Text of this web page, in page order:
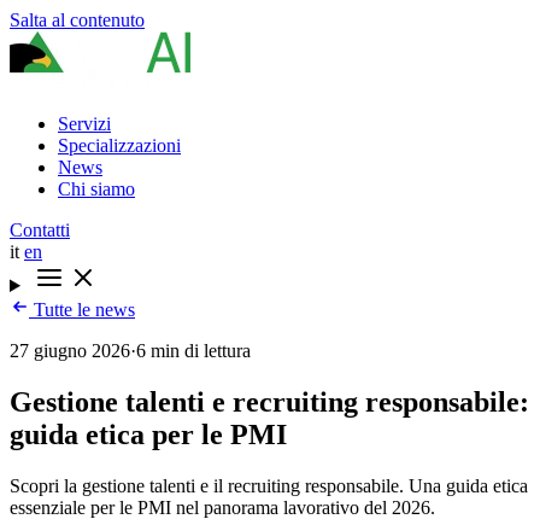
Salta al contenuto
Servizi
Specializzazioni
News
Chi siamo
Contatti
it en
Tutte le news
27 giugno 2026·6 min di lettura
Gestione talenti e recruiting responsabile:
guida etica per le PMI
Scopri la gestione talenti e il recruiting responsabile. Una guida etica
essenziale per le PMI nel panorama lavorativo del 2026.